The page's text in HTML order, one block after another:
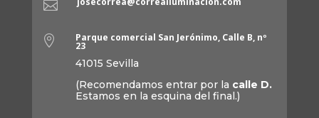

 Parque comercial San Jerónimo, Calle B, nº
23
41015 Sevilla
(Recomendamos entrar por la calle D.
Estamos en la esquina del final.)